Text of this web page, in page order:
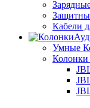
Кабели
Умные
Колонки